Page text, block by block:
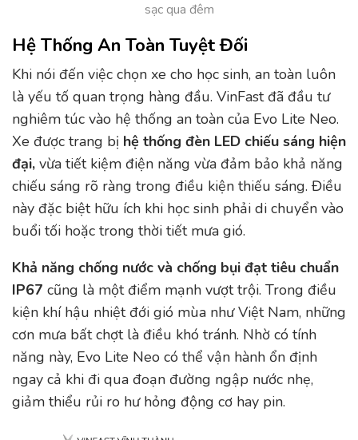
sạc qua đêm
Hệ Thống An Toàn Tuyệt Đối
Khi nói đến việc chọn xe cho học sinh, an toàn luôn
là yếu tố quan trọng hàng đầu. VinFast đã đầu tư
nghiêm túc vào hệ thống an toàn của Evo Lite Neo.
Xe được trang bị hệ thống đèn LED chiếu sáng hiện
đại, vừa tiết kiệm điện năng vừa đảm bảo khả năng
chiếu sáng rõ ràng trong điều kiện thiếu sáng. Điều
này đặc biệt hữu ích khi học sinh phải di chuyển vào
buổi tối hoặc trong thời tiết mưa gió.
Khả năng chống nước và chống bụi đạt tiêu chuẩn
IP67 cũng là một điểm mạnh vượt trội. Trong điều
kiện khí hậu nhiệt đới gió mùa như Việt Nam, những
cơn mưa bất chợt là điều khó tránh. Nhờ có tính
năng này, Evo Lite Neo có thể vận hành ổn định
ngay cả khi đi qua đoạn đường ngập nước nhẹ,
giảm thiểu rủi ro hư hỏng động cơ hay pin.